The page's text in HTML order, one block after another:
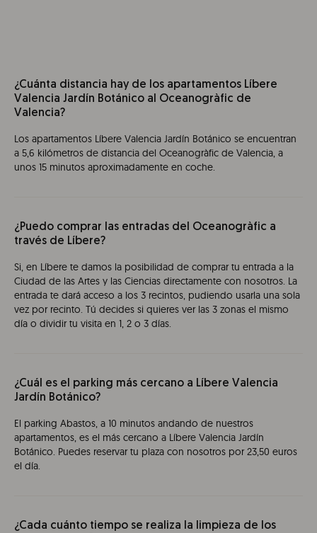
¿Cuánta distancia hay de los apartamentos Líbere
Valencia Jardín Botánico al Oceanogràfic de
Valencia?
Los apartamentos Líbere Valencia Jardín Botánico se encuentran
a 5,6 kilómetros de distancia del Oceanogràfic de Valencia, a
unos 15 minutos aproximadamente en coche.
¿Puedo comprar las entradas del Oceanogràfic a
través de Líbere?
Si, en Líbere te damos la posibilidad de comprar tu entrada a la
Ciudad de las Artes y las Ciencias directamente con nosotros. La
entrada te dará acceso a los 3 recintos, pudiendo usarla una sola
vez por recinto. Tú decides si quieres ver las 3 zonas el mismo
día o dividir tu visita en 1, 2 o 3 días.
¿Cuál es el parking más cercano a Líbere Valencia
Jardín Botánico?
El parking Abastos, a 10 minutos andando de nuestros
apartamentos, es el más cercano a Líbere Valencia Jardín
Botánico. Puedes reservar tu plaza con nosotros por 23,50 euros
el día.
¿Cada cuánto tiempo se realiza la limpieza de los